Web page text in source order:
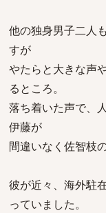
他の独身男子二人
すが
やたらと大きな声
るところ。
落ち着いた声で、
伊藤が
間違いなく佐智枝
彼が近々、海外駐
っていました。